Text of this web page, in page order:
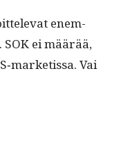
enem­
ei määrää,
Vai